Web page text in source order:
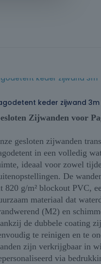
keder zijwand 3m
Zijwanden voor
gesloten zijwanden
in een volledig
ideaal voor zowel
De
820 g/m² blockout PVC,
materiaal dat
(M2) en
de dubbele coating
te reinigen en te
zijn verkrijgbaar in
via